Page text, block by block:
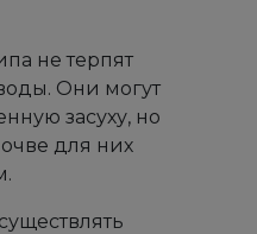
не терпят
Они могут
засуху, но
для них